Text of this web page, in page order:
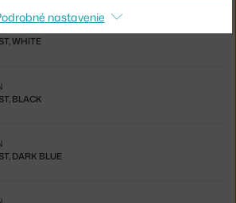
WHITE
BLACK
DARK BLUE
nastavenie